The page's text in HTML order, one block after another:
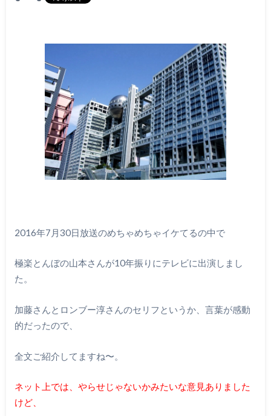
2016年7月30日放送のめちゃめちゃイケてるの中で
極楽とんぼの山本さんが10年振りにテレビに出演しまし
た。
加藤さんとロンブー淳さんのセリフというか、言葉が感動
的だったので、
全文ご紹介してますね〜。
ネット上では、やらせじゃないかみたいな意見ありました
けど、